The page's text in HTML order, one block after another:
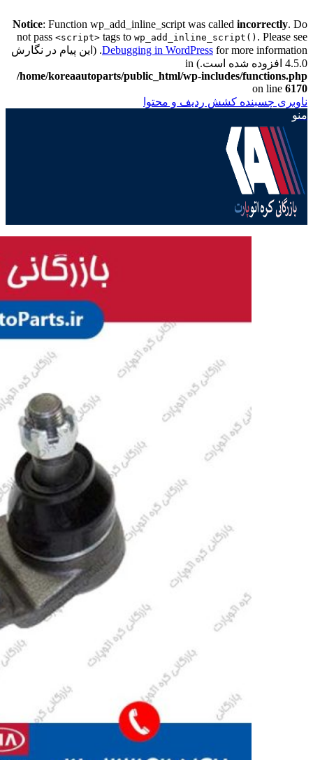
Notice: Function wp_add_inline_script was called incorrectly. Do
not pass <script> tags to wp_add_inline_script() . Please see
Debugging in WordPressfor more information. (این پیام در نگارش
4.5.0 افزوده شده است.) in
/home/koreaautoparts/public_html/wp-includes/functions.php
on line 6170
ناوبری چسبنده کشش ردیف و محتوا
منو